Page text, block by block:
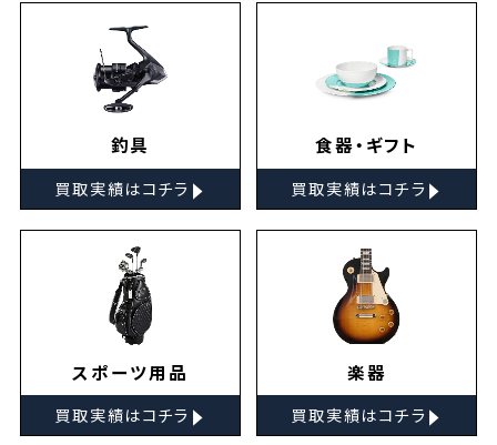
釣具
買取実績はコチラ ▸
食器・ギフト
買取実績はコチラ ▸
スポーツ用品
買取実績はコチラ ▸
楽器
買取実績はコチラ ▸